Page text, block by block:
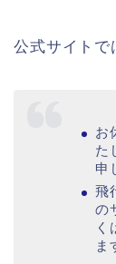
公式サイトで
お
た
申
飛
の
く
ま